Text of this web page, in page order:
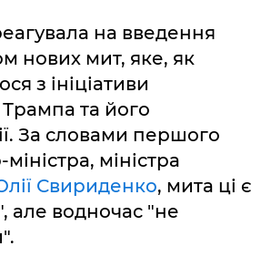
на введення
нових мит, яке, як
з ініціативи
та його
За словами першого
міністра
Свириденко, мита ці є
але водночас "не